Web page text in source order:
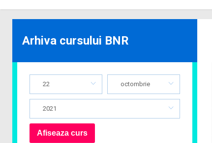
Arhiva cursului BNR
22 octombrie
2021